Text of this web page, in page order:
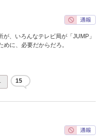
、いろんなテレビ局が「JUMP」
に、必要だからだろ。
15